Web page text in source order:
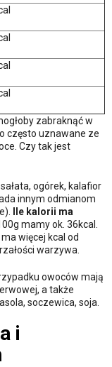
zabraknąć w
często uznawane ze
Czy tak jest
ogórek, kalafior
innym odmianom
Ile kalorii ma
mamy ok. 36kcal.
więcej kcal od
warzywa.
owoców mają
a także
soczewica, soja.
i